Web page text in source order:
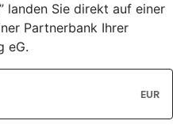
landen Sie direkt auf einer
Partnerbank Ihrer
eG.